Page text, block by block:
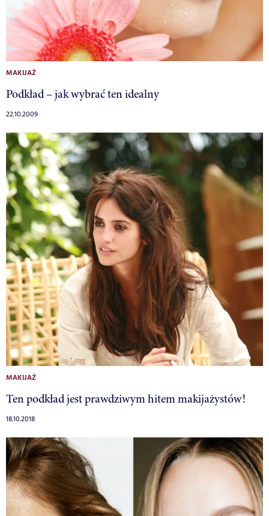
MAKIJAŻ
Podkład – jak wybrać ten idealny
22.10.2009
MAKIJAŻ
Ten podkład jest prawdziwym hitem makijażystów!
18.10.2018